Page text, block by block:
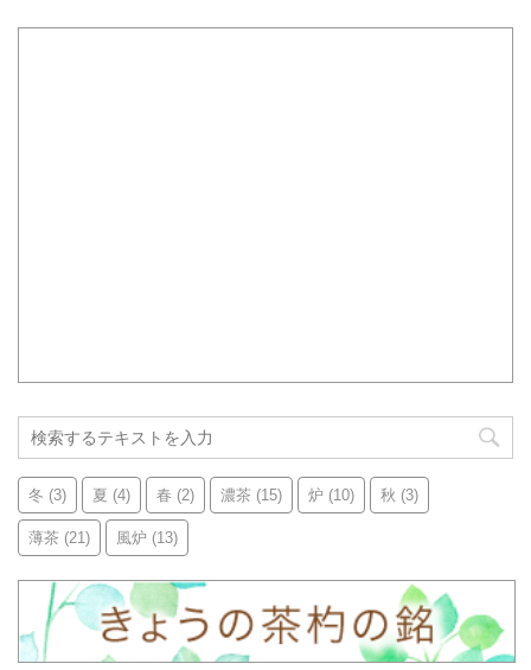
冬 (3) 夏 (4) 春 (2) 濃茶 (15) 炉 (10) 秋 (3)
薄茶 (21) 風炉 (13)